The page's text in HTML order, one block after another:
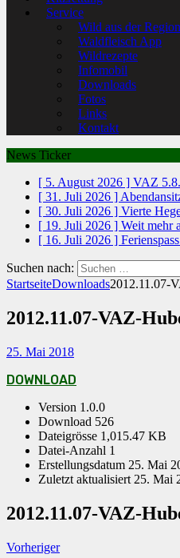
Service
Wild aus der Region
Waldfleisch App
Wildrezepte
Infomobil
Downloads
Fotos
Links
Kontakt
News Ticker
[ 5. August 2026 ] VAZ
[ 31. Juli 2026 ]
[ 30. Juli 2026 ] Vierte
[ 19. Juli 2026 ] Weit mehr
[ 16. Juli 2026 ]
Suchen nach:
StartseiteDownloads2012.11.07-
2012.11.07-VAZ-
25. Mai 2018
DOWNLOAD
Version 1.0.0
Download 526
Dateigrösse 1,015.47 KB
Datei-Anzahl 1
Erstellungsdatum 25. Mai
Zuletzt aktualisiert 25. Mai
2012.11.07-VAZ-
Vorheriger